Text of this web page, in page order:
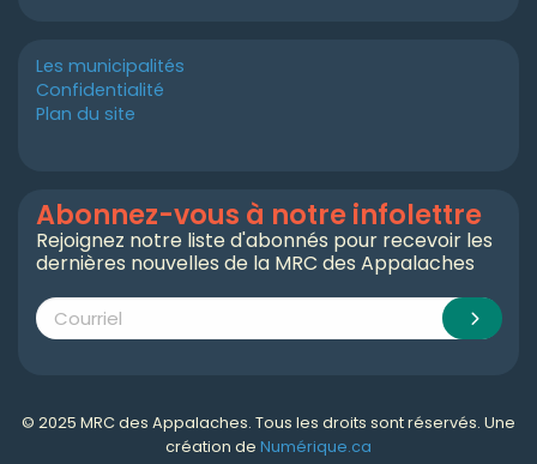
Les municipalités
Confidentialité
Plan du site
Abonnez-vous à notre infolettre
Rejoignez notre liste d'abonnés pour recevoir les
dernières nouvelles de la MRC des Appalaches
© 2025 MRC des Appalaches. Tous les droits sont réservés. Une
création de Numérique.ca